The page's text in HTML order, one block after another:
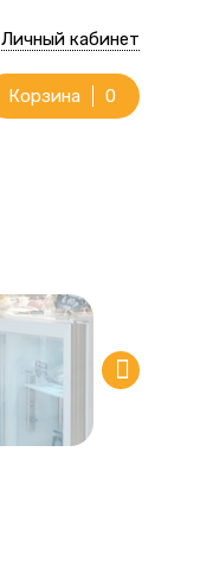
Личный кабинет
Корзина 0